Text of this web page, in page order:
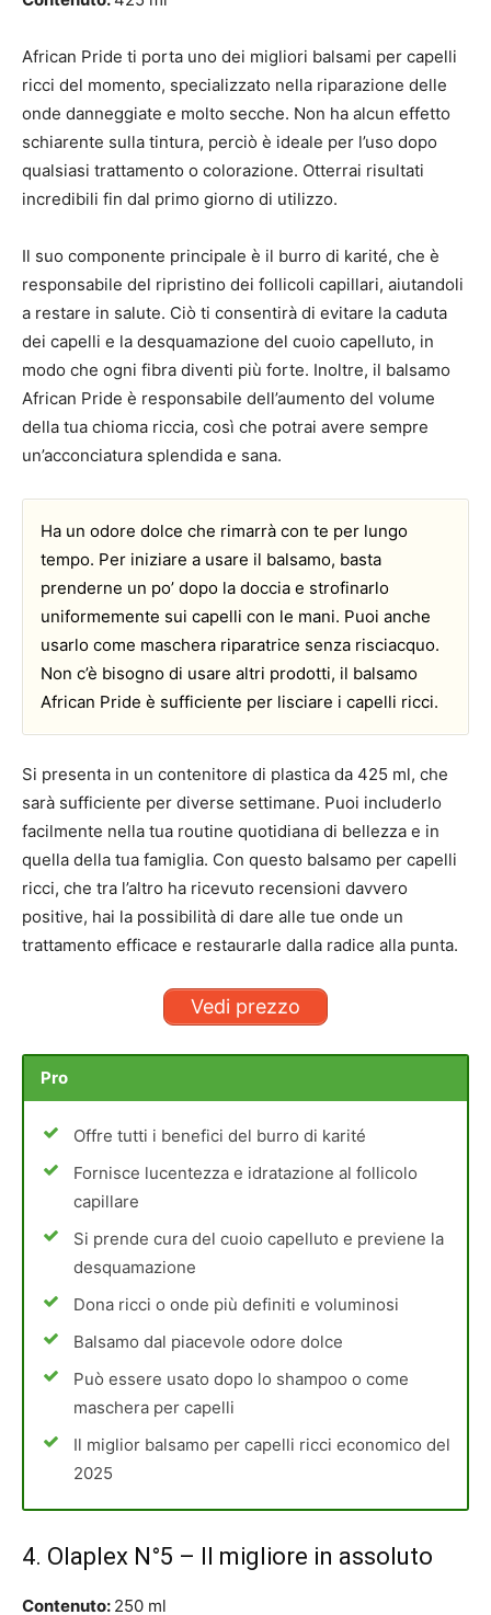
African Pride ti porta uno dei migliori balsami per capelli
ricci del momento, specializzato nella riparazione delle
onde danneggiate e molto secche. Non ha alcun effetto
schiarente sulla tintura, perciò è ideale per l’uso dopo
qualsiasi trattamento o colorazione. Otterrai risultati
incredibili fin dal primo giorno di utilizzo.
Il suo componente principale è il burro di karité, che è
responsabile del ripristino dei follicoli capillari, aiutandoli
a restare in salute. Ciò ti consentirà di evitare la caduta
dei capelli e la desquamazione del cuoio capelluto, in
modo che ogni fibra diventi più forte. Inoltre, il balsamo
African Pride è responsabile dell’aumento del volume
della tua chioma riccia, così che potrai avere sempre
un’acconciatura splendida e sana.
Ha un odore dolce che rimarrà con te per lungo
tempo. Per iniziare a usare il balsamo, basta
prenderne un po’ dopo la doccia e strofinarlo
uniformemente sui capelli con le mani. Puoi anche
usarlo come maschera riparatrice senza risciacquo.
Non c’è bisogno di usare altri prodotti, il balsamo
African Pride è sufficiente per lisciare i capelli ricci.
Si presenta in un contenitore di plastica da 425 ml, che
sarà sufficiente per diverse settimane. Puoi includerlo
facilmente nella tua routine quotidiana di bellezza e in
quella della tua famiglia. Con questo balsamo per capelli
ricci, che tra l’altro ha ricevuto recensioni davvero
positive, hai la possibilità di dare alle tue onde un
trattamento efficace e restaurarle dalla radice alla punta.
Vedi prezzo
Pro
Offre tutti i benefici del burro di karité
Fornisce lucentezza e idratazione al follicolo
capillare
Si prende cura del cuoio capelluto e previene la
desquamazione
Dona ricci o onde più definiti e voluminosi
Balsamo dal piacevole odore dolce
Può essere usato dopo lo shampoo o come
maschera per capelli
Il miglior balsamo per capelli ricci economico del
2025
4. Olaplex N°5 – Il migliore in assoluto
Contenuto: 250 ml